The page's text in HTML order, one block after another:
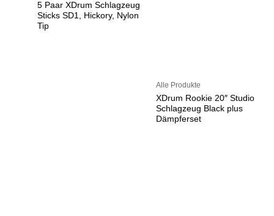
5 Paar XDrum Schlagzeug
Sticks SD1, Hickory, Nylon
Tip
Alle Produkte
XDrum Rookie 20″ Studio
Schlagzeug Black plus
Dämpferset